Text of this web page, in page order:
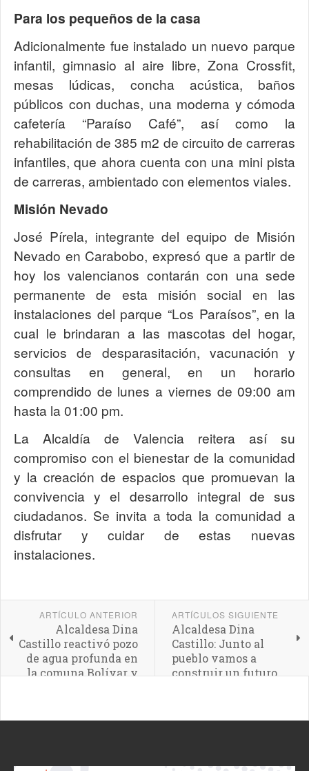
Para los pequeños de la casa
Adicionalmente fue instalado un nuevo parque
infantil, gimnasio al aire libre, Zona Crossfit,
mesas lúdicas, concha acústica, baños
públicos con duchas, una moderna y cómoda
cafetería “Paraíso Café”, así como la
rehabilitación de 385 m2 de circuito de carreras
infantiles, que ahora cuenta con una mini pista
de carreras, ambientado con elementos viales.
Misión Nevado
José Pírela, integrante del equipo de Misión
Nevado en Carabobo, expresó que a partir de
hoy los valencianos contarán con una sede
permanente de esta misión social en las
instalaciones del parque “Los Paraísos”, en la
cual le brindaran a las mascotas del hogar,
servicios de desparasitación, vacunación y
consultas en general, en un horario
comprendido de lunes a viernes de 09:00 am
hasta la 01:00 pm.
La Alcaldía de Valencia reitera así su
compromiso con el bienestar de la comunidad
y la creación de espacios que promuevan la
convivencia y el desarrollo integral de sus
ciudadanos. Se invita a toda la comunidad a
disfrutar y cuidar de estas nuevas
instalaciones.
ARTÍCULO ANTERIOR
Alcaldesa Dina
Castillo reactivó pozo
de agua profunda en
la comuna Bolívar y
ARTÍCULOS SIGUIENTE
Alcaldesa Dina
Castillo: Junto al
pueblo vamos a
construir un futuro